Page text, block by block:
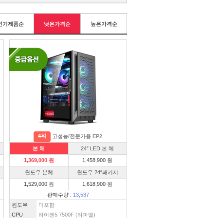
기제품순 낮은가격순 높은가격순
4위 고성능/전문가용 EP2
본 체
24″ LED 본 체
1,369,000 원
1,458,900 원
윈도우 본체
윈도우 24″패키지
1,529,000 원
1,618,900 원
판매수량 : 13,537
윈도우
미포함
CPU
라이젠5 7500F (라파엘)